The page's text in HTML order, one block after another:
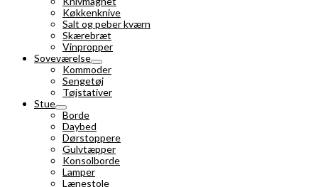
Køkkenknive
Salt og peber kværn
Skærebræt
Vinpropper
Soveværelse
Kommoder
Sengetøj
Tøjstativer
Stue
Borde
Daybed
Dørstoppere
Gulvtæpper
Konsolborde
Lamper
Lænestole